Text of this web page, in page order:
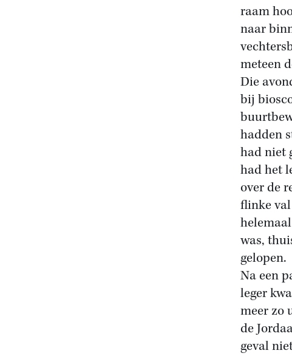
raam
naar
meteen
Die
bij
hadden
had niet
had het
over de
flinke
was,
gelopen.
Na een
leger
meer zo
de
geval